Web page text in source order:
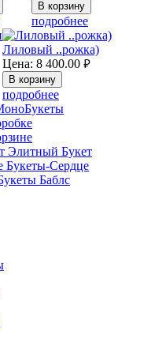
подробнее
Лиловый ..рожка)
Цена: 8 400.00 руб.
подробнее
Элитный Букет
Букеты-Сердце
Баблс